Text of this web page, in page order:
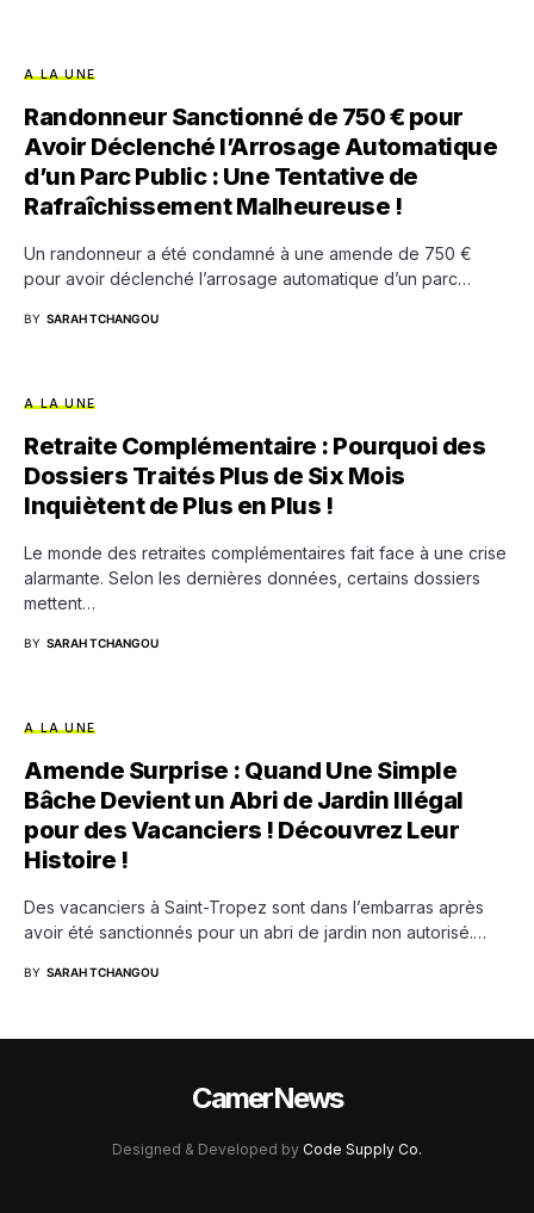
A LA UNE
Randonneur Sanctionné de 750 € pour
Avoir Déclenché l’Arrosage Automatique
d’un Parc Public : Une Tentative de
Rafraîchissement Malheureuse !
Un randonneur a été condamné à une amende de 750 €
pour avoir déclenché l’arrosage automatique d’un parc…
BY SARAH TCHANGOU
A LA UNE
Retraite Complémentaire : Pourquoi des
Dossiers Traités Plus de Six Mois
Inquiètent de Plus en Plus !
Le monde des retraites complémentaires fait face à une crise
alarmante. Selon les dernières données, certains dossiers
mettent…
BY SARAH TCHANGOU
A LA UNE
Amende Surprise : Quand Une Simple
Bâche Devient un Abri de Jardin Illégal
pour des Vacanciers ! Découvrez Leur
Histoire !
Des vacanciers à Saint-Tropez sont dans l’embarras après
avoir été sanctionnés pour un abri de jardin non autorisé.…
BY SARAH TCHANGOU
CamerNews
Designed & Developed by Code Supply Co.